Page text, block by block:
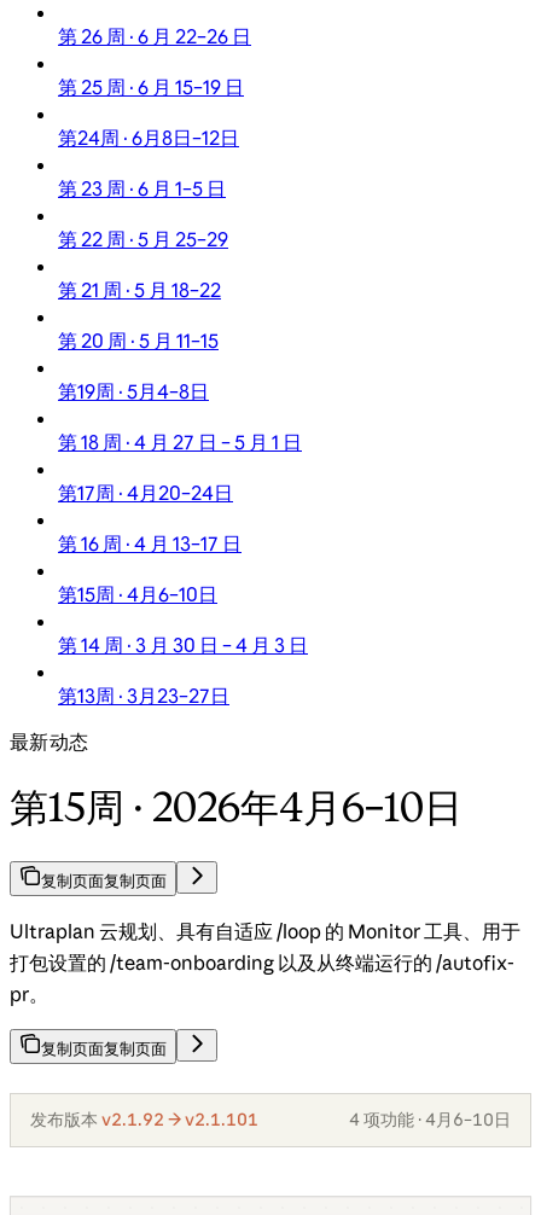
第 26 周 · 6 月 22–26 日
第 25 周 · 6 月 15–19 日
第24周 · 6月8日–12日
第 23 周 · 6 月 1–5 日
第 22 周 · 5 月 25–29
第 21 周 · 5 月 18–22
第 20 周 · 5 月 11–15
第19周 · 5月4–8日
第 18 周 · 4 月 27 日 – 5 月 1 日
第17周 · 4月20–24日
第 16 周 · 4 月 13–17 日
第15周 · 4月6–10日
第 14 周 · 3 月 30 日 – 4 月 3 日
第13周 · 3月23–27日
最新动态
第15周 · 2026年4月6–10日
复制页面复制页面
Ultraplan 云规划、具有自适应 /loop 的 Monitor 工具、用于
打包设置的 /team-onboarding 以及从终端运行的 /autofix-
pr。
复制页面复制页面
发布版本 v2.1.92 → v2.1.101 4 项功能 · 4月6–10日